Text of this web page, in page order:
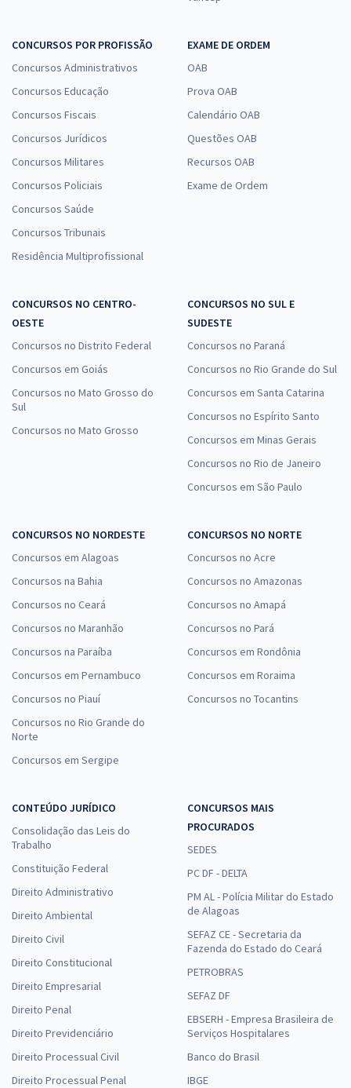
CONCURSOS POR PROFISSÃO
Concursos Administrativos
Concursos Educação
Concursos Fiscais
Concursos Jurídicos
Concursos Militares
Concursos Policiais
Concursos Saúde
Concursos Tribunais
Residência Multiprofissional
EXAME DE ORDEM
OAB
Prova OAB
Calendário OAB
Questões OAB
Recursos OAB
Exame de Ordem
CONCURSOS NO CENTRO-
OESTE
Concursos no Distrito Federal
Concursos em Goiás
Concursos no Mato Grosso do
Sul
Concursos no Mato Grosso
CONCURSOS NO SUL E
SUDESTE
Concursos no Paraná
Concursos no Rio Grande do Sul
Concursos em Santa Catarina
Concursos no Espírito Santo
Concursos em Minas Gerais
Concursos no Rio de Janeiro
Concursos em São Paulo
CONCURSOS NO NORDESTE
Concursos em Alagoas
Concursos na Bahia
Concursos no Ceará
Concursos no Maranhão
Concursos na Paraíba
Concursos em Pernambuco
Concursos no Piauí
Concursos no Rio Grande do
Norte
Concursos em Sergipe
CONCURSOS NO NORTE
Concursos no Acre
Concursos no Amazonas
Concursos no Amapá
Concursos no Pará
Concursos em Rondônia
Concursos em Roraima
Concursos no Tocantins
CONTEÚDO JURÍDICO
Consolidação das Leis do
Trabalho
Constituição Federal
Direito Administrativo
Direito Ambiental
Direito Civil
Direito Constitucional
Direito Empresarial
Direito Penal
Direito Previdenciário
Direito Processual Civil
Direito Processual Penal
CONCURSOS MAIS
PROCURADOS
SEDES
PC DF - DELTA
PM AL - Polícia Militar do Estado
de Alagoas
SEFAZ CE - Secretaria da
Fazenda do Estado do Ceará
PETROBRAS
SEFAZ DF
EBSERH - Empresa Brasileira de
Serviços Hospitalares
Banco do Brasil
IBGE